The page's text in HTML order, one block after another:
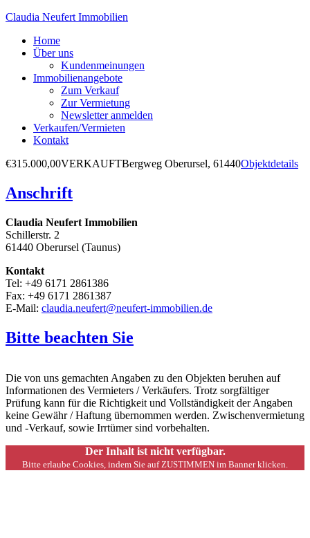
Claudia Neufert Immobilien
Home
Über uns
Kundenmeinungen
Immobilienangebote
Zum Verkauf
Zur Vermietung
Newsletter anmelden
Verkaufen/Vermieten
Kontakt
€315.000,00VERKAUFTBergweg Oberursel, 61440Objektdetails
Anschrift
Claudia Neufert Immobilien
Schillerstr. 2
61440 Oberursel (Taunus)
Kontakt
Tel: +49 6171 2861386
Fax: +49 6171 2861387
E-Mail: claudia.neufert@neufert-immobilien.de
Bitte beachten Sie
Die von uns gemachten Angaben zu den Objekten beruhen auf
Informationen des Vermieters / Verkäufers. Trotz sorgfältiger
Prüfung kann für die Richtigkeit und Vollständigkeit der Angaben
keine Gewähr / Haftung übernommen werden. Zwischenvermietung
und -Verkauf, sowie Irrtümer sind vorbehalten.
Der Inhalt ist nicht verfügbar.
Bitte erlaube Cookies, indem Sie auf ZUSTIMMEN im Banner klicken.